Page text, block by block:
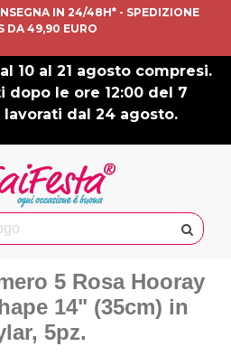
IN 24/48H* - SPEDIZIONE
DA 49,90 EURO
10 al 21 agosto compresi.
dopo le ore 12:00 del 7
lavorati dal 24 agosto.
5 Rosa Hooray
14" (35cm) in
5pz.